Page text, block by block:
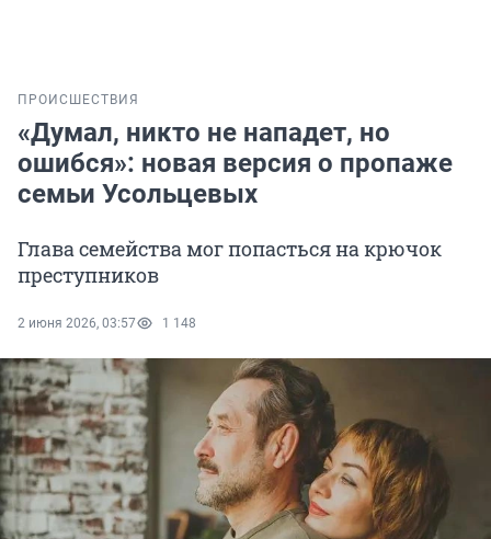
ПРОИСШЕСТВИЯ
«Думал, никто не нападет, но
ошибся»: новая версия о пропаже
семьи Усольцевых
Глава семейства мог попасться на крючок
преступников
2 июня 2026, 03:57 1 148